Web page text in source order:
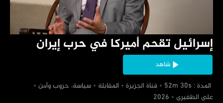
‏إسرائيل تقحم أميركا في حرب إيران
شاهد
‏ المدة : 52m 30s
‏قناة الجزيرة ‏المقابلة
‏سياسة، حروب وأمن
‏علي الظفيري